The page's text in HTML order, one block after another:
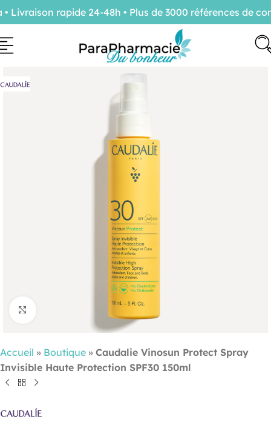
Accueil » Boutique » Caudalie Vinosun Protect Spray
Invisible Haute Protection SPF30 150ml
rapide 24-48h • Plus de 3000 références de